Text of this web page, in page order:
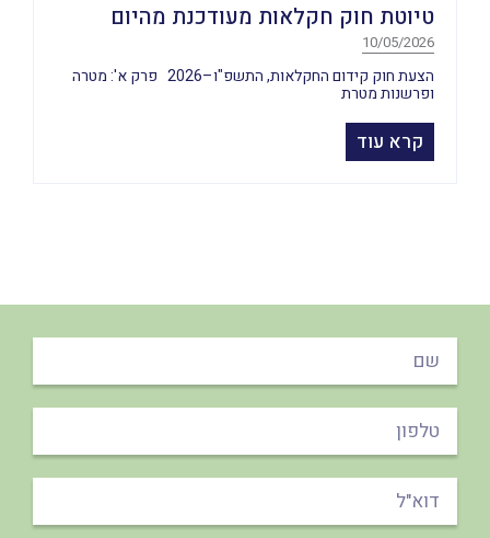
טיוטת חוק חקלאות מעודכנת מהיום
10/05/2026
הצעת חוק קידום החקלאות, התשפ"ו–2026 פרק א': מטרה
ופרשנות מטרת
קרא עוד